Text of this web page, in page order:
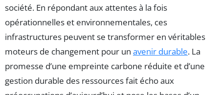
société. En répondant aux attentes à la fois
opérationnelles et environnementales, ces
infrastructures peuvent se transformer en véritables
moteurs de changement pour un avenir durable. La
promesse d’une empreinte carbone réduite et d’une
gestion durable des ressources fait écho aux